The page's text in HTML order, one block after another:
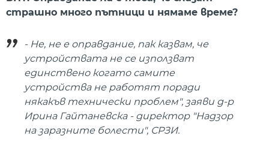
страшно много пътници и нямаме време?
- Не, не е оправдание, пак казвам, че
устройствата не се използват
единствено когато самите
устройства не работят поради
някакъв технически проблем", заяви д-р
Ирина Гайтаневска - директор "Надзор
на заразните болести", СРЗИ.